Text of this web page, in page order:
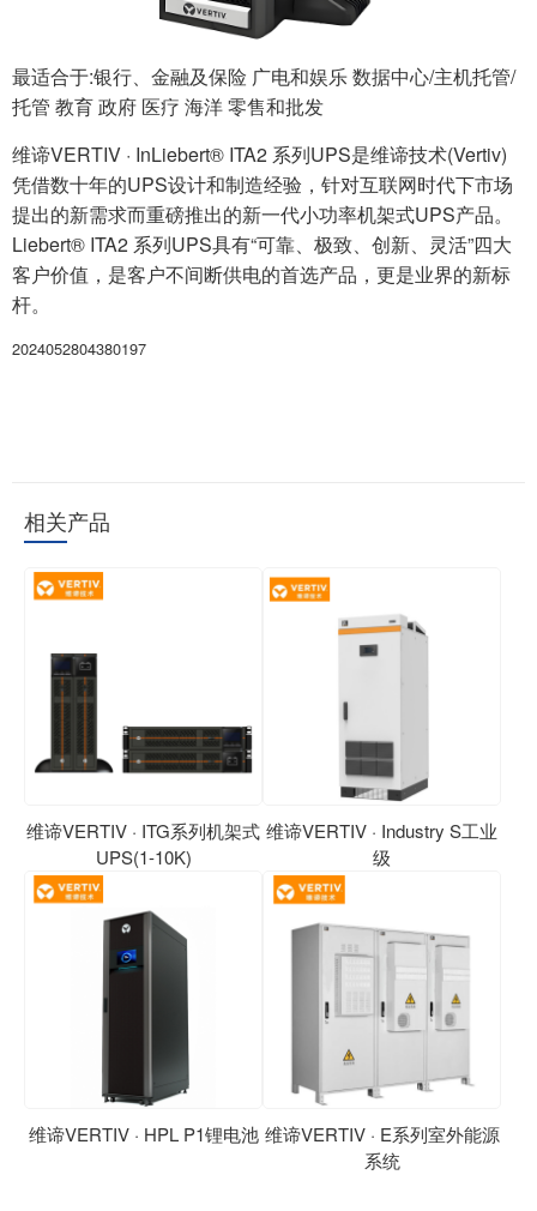
最适合于:银行、金融及保险 广电和娱乐 数据中心/主机托管/
托管 教育 政府 医疗 海洋 零售和批发
维谛VERTIV · InLiebert® ITA2 系列UPS是维谛技术(Vertiv)
凭借数十年的UPS设计和制造经验，针对互联网时代下市场
提出的新需求而重磅推出的新一代小功率机架式UPS产品。
Liebert® ITA2 系列UPS具有“可靠、极致、创新、灵活”四大
客户价值，是客户不间断供电的首选产品，更是业界的新标
杆。
2024052804380197
相关产品
维谛VERTIV · ITG系列机架式
UPS(1-10K)
维谛VERTIV · Industry S工业
级
维谛VERTIV · HPL P1锂电池 维谛VERTIV · E系列室外能源
系统